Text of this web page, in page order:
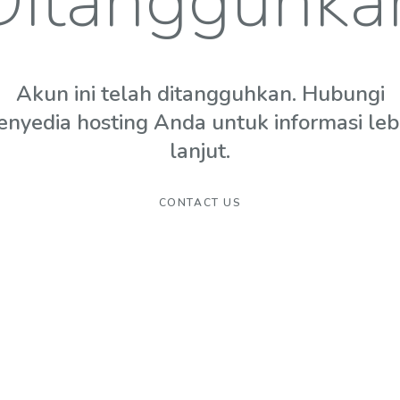
Akun ini telah ditangguhkan. Hubungi
hosting Anda untuk informasi
lanjut.
CONTACT US